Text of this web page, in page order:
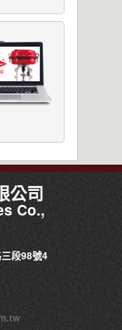
公司
Co.,
段98號4